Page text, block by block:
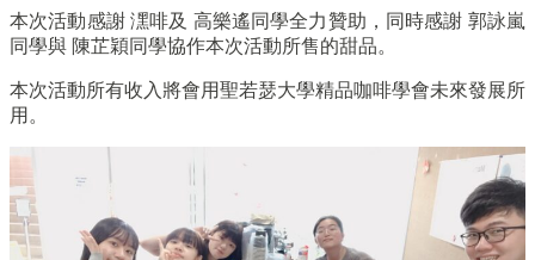
本次活動感謝 潶啡及 高樂遙同學全力贊助，同時感謝 郭詠嵐
同學與 陳芷穎同學協作本次活動所售的甜品。
本次活動所有收入將會用聖若瑟大學精品咖啡學會未來發展所
用。